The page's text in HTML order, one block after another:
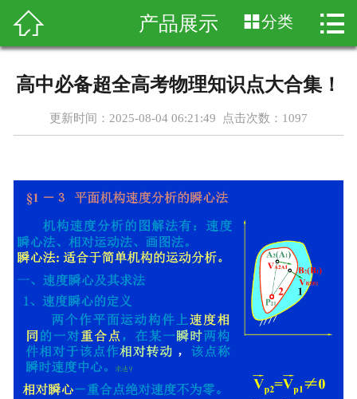
 首页
在线留言
联系我们
 产品展示 分类 
高中必备超全高考物理知识点大合集！
更新时间：2025-08-04 06:21:49 点击次数： 1097